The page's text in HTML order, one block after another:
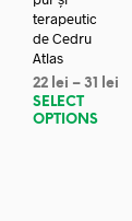
terapeutic
de Cedru
Atlas
22 lei – 31
lei
SELECT
OPTIONS